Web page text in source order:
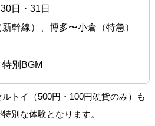
日・31日
幹線）、博多〜小倉（特急）
別BGM
トイ（500円・100円硬貨のみ）も
別な体験となります。